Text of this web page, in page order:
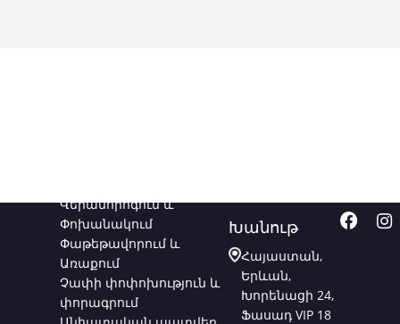
Վերանորոգում և
Փոխանակում
Փաթեթավորում և
Առաքում
Չափի փոփոխություն և
փորագրում
Խանութ
Հայաստան,
Երևան,
Խորենացի 24,
Ֆասադ VIP 18